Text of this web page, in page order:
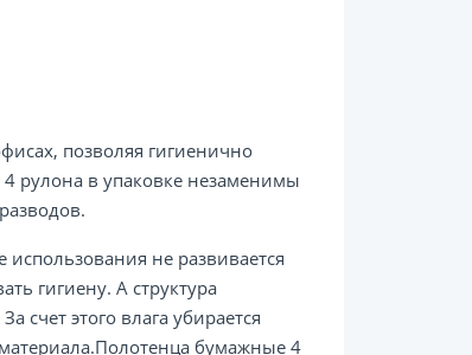
позволяя гигиенично
рулона в упаковке незаменимы
не развивается
гигиену. А структура
счет этого влага убирается
бумажные 4